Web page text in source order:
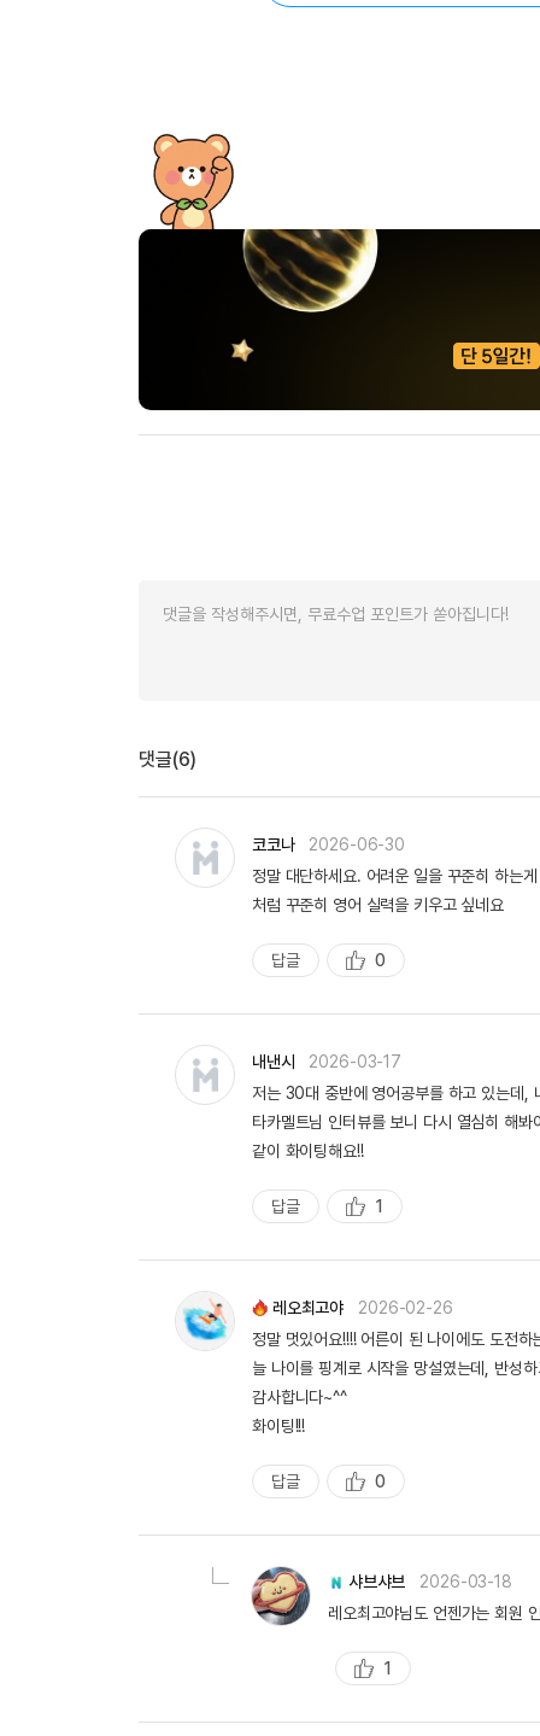
댓글(6)
코코나
2026-06-30
정말 대단하세요. 어려운 일을 꾸준히 하는
처럼 꾸준히 영어 실력을 키우고 싶네요
답글
추
천
0
내낸시
2026-03-17
저는 30대 중반에 영어공부를 하고 있는데,
타카멜트님 인터뷰를 보니 다시 열심히 해
같이 화이팅해요!!
답글
추
천
1
레오최고야
2026-02-26
정말 멋있어요!!!! 어른이 된 나이에도 도전
늘 나이를 핑계로 시작을 망설였는데, 반성
감사합니다~^^
화이팅!!!
답글
추
0
샤브샤브
2026-03-18
레오최고야님도 언젠가는 회원
추
천
1